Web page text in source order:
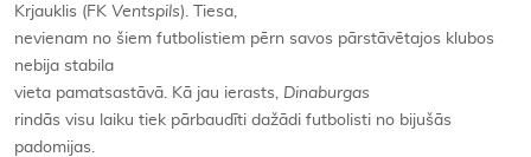
Krjauklis (FK Ventspils). Tiesa,
nevienam no šiem futbolistiem pērn savos pārstāvētajos klubos
nebija stabila
vieta pamatsastāvā. Kā jau ierasts, Dinaburgas
rindās visu laiku tiek pārbaudīti dažādi futbolisti no bijušās
padomijas.